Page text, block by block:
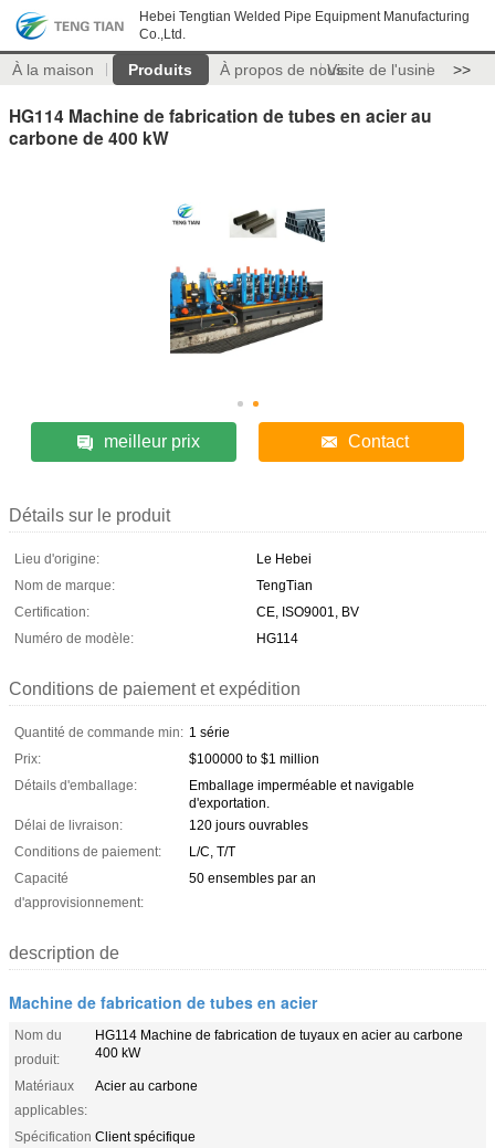
Hebei Tengtian Welded Pipe Equipment Manufacturing
Co.,Ltd.
À la maison Produits À propos de nousVisite de l'usine >>
HG114 Machine de fabrication de tubes en acier au
carbone de 400 kW
meilleur prix Contact
Détails sur le produit
Lieu d'origine:
Le Hebei
Nom de marque:
TengTian
Certification:
CE, ISO9001, BV
Numéro de modèle:
HG114
Conditions de paiement et expédition
Quantité de commande min: 1 série
Prix:
$100000 to $1 million
Détails d'emballage:
Emballage imperméable et navigable
d'exportation.
Délai de livraison:
120 jours ouvrables
Conditions de paiement:
L/C, T/T
Capacité
d'approvisionnement:
50 ensembles par an
description de
Machine de fabrication de tubes en acier
Nom du
produit:
HG114 Machine de fabrication de tuyaux en acier au carbone
400 kW
Matériaux
applicables:
Acier au carbone
Spécification Client spécifique